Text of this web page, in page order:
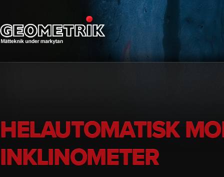
HELAUTOMATISK
INKLINOMETER